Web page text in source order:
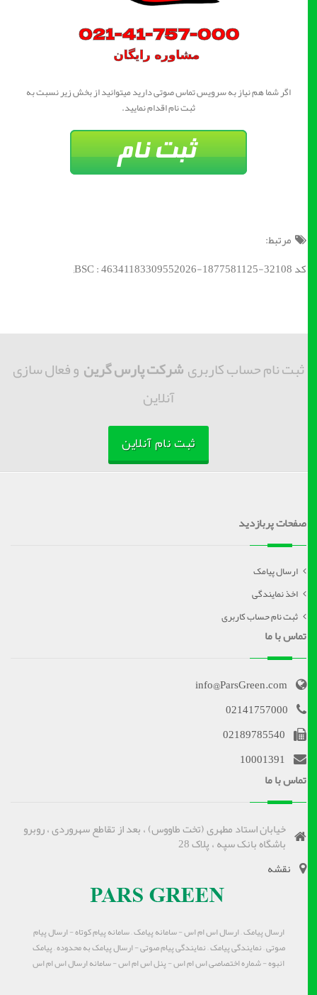
اگر شما هم نیاز به سرویس تماس صوتی دارید میتوانید از بخش زیر نسبت به
ثبت نام اقدام نمایید.
مرتبط:
کد BSC : 46341183309552026-1877581125-32108;
ثبت نام حساب کاربریشرکت پارس گرینو فعال سازی
آنلاین
ثبت نام آنلاین
صفحات پربازدید
ارسال پیامک
اخذ نمایندگی
ثبت نام حساب کاربری
تماس با ما
info@ParsGreen.com
02141757000
02189785540
10001391
تماس با ما
خیابان استاد مطهری (تخت طاووس) ، بعد از تقاطع سهروردی ، روبرو
باشگاه بانک سپه ، پلاک 28
نقشه
ارسال پیامک – ارسال اس ام اس - سامانه پیامک – سامانه پیام کوتاه - ارسال پیام
صوتی – نمایندگی پیامک – نمایندگی پیام صوتی - ارسال پیامک به محدوده – پیامک
انبوه - شماره اختصاصی اس ام اس - پنل اس ام اس - سامانه ارسال اس ام اس